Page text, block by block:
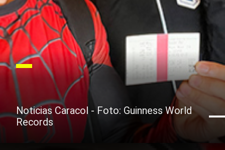
Noticias Caracol - Foto: Guinness World
Records